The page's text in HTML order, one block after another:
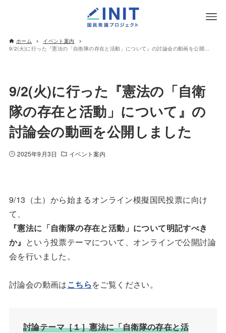
ホーム
イベント案内
9/2(火)に行った『憲法の「自衛隊の存在と活動」について』の討論会の動画を公開しました
9/2(火)に行った『憲法の「自衛
隊の存在と活動」について』の
討論会の動画を公開しました
2025年9月3日 イベント案内
9/13（土）から始まるオンライン模擬国民投票に向け
て、
『憲法に「自衛隊の存在と活動」について明記すべき
か』 という投票テーマについて、オンラインで公開討論
会を行いました。
討論会の動画はこちらをご覧ください。
討論テーマ［１］憲法に「自衛隊の存在と活